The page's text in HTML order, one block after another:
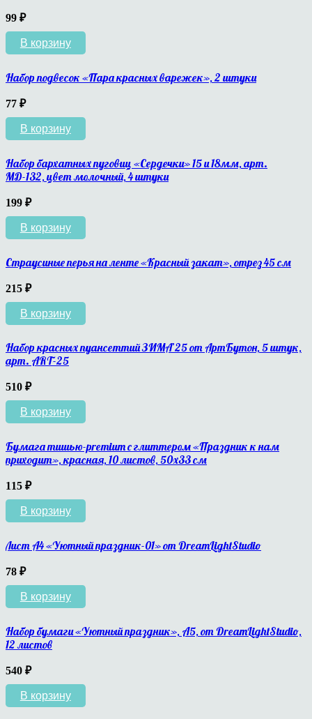
99 ₽
В корзину
Набор подвесок «Пара красных варежек», 2 штуки
77 ₽
В корзину
Набор бархатных пуговиц «Сердечки» 15 и 18мм, арт.
МД-132, цвет молочный, 4 штуки
199 ₽
В корзину
Страусиные перья на ленте «Красный закат», отрез 45 см
215 ₽
В корзину
Набор красных пуансеттий ЗИМА’25 от АртБутон, 5 штук,
арт. ART-25
510 ₽
В корзину
Бумага тишью-premium с глиттером «Праздник к нам
приходит», красная, 10 листов, 50х33 см
115 ₽
В корзину
Лист А4 «Уютный праздник-01» от DreamLightStudio
78 ₽
В корзину
Набор бумаги «Уютный праздник», A5, от DreamLightStudio,
12 листов
540 ₽
В корзину